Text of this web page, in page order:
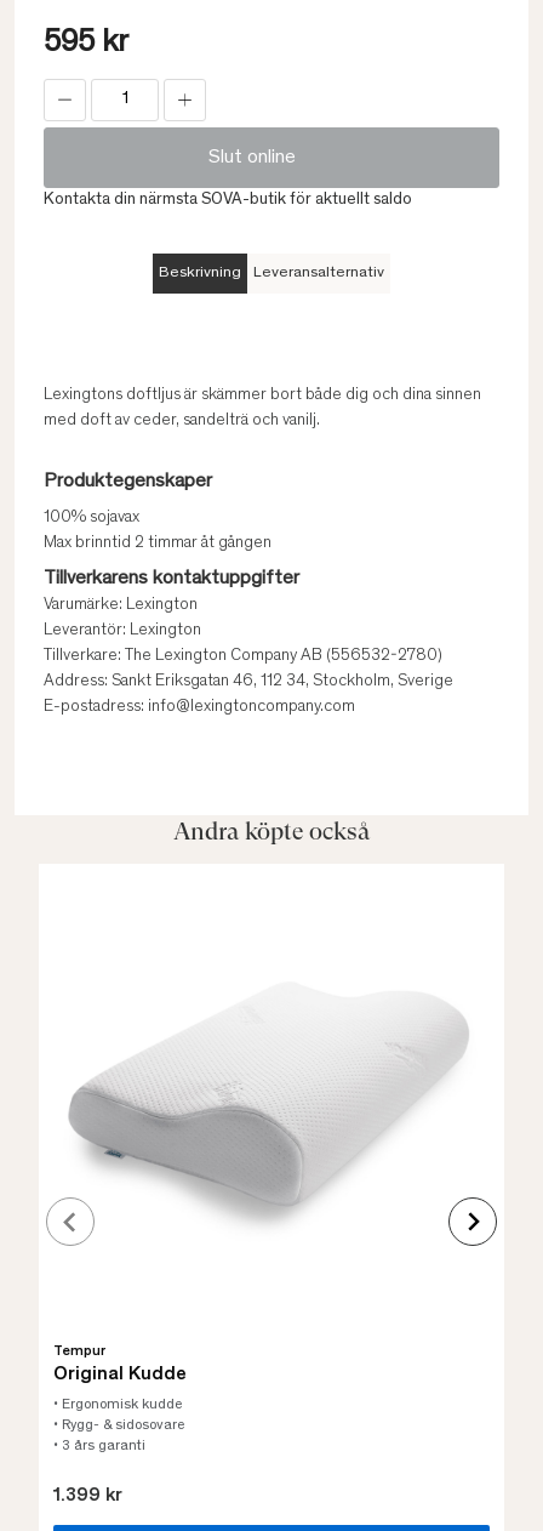
595 kr
Slut online
Kontakta din närmsta SOVA-butik för aktuellt saldo
Beskrivning Leveransalternativ
Lexingtons doftljus är skämmer bort både dig och dina sinnen
med doft av ceder, sandelträ och vanilj.
Produktegenskaper
100% sojavax
Max brinntid 2 timmar åt gången
Tillverkarens kontaktuppgifter
Varumärke: Lexington
Leverantör: Lexington
Tillverkare: The Lexington Company AB (556532-2780)
Address: Sankt Eriksgatan 46, 112 34, Stockholm, Sverige
E-postadress: info@lexingtoncompany.com
Andra köpte också
Tempur
Original Kudde
• Ergonomisk kudde
• Rygg- & sidosovare
• 3 års garanti
1.399 kr